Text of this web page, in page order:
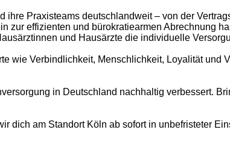
Praxisteams deutschlandweit – von der
zur effizienten und bürokratiearmen Abrechnung
und Hausärzte die individuelle
wie Verbindlichkeit, Menschlichkeit, Loyalität und
in Deutschland nachhaltig verbessert.
dich am Standort Köln ab sofort in unbefristeter